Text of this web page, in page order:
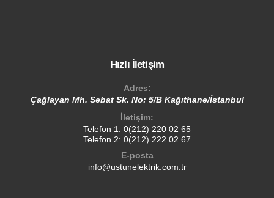
Hızlı İletişim
Adres:
Çağlayan Mh. Sebat Sk. No: 5/B Kağıthane/İstanbul
İletişim:
Telefon 1: 0(212) 220 02 65
Telefon 2: 0(212) 222 02 67
E-posta
info@ustunelektrik.com.tr